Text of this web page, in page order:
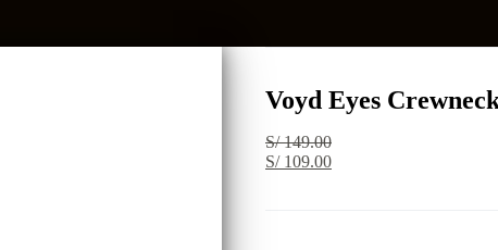
Voyd Eyes
S/149.00
S/109.00